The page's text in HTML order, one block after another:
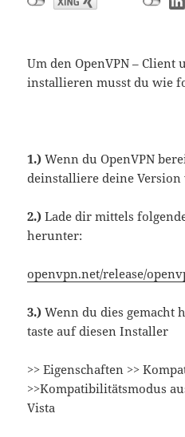
Um den OpenVPN –
installieren musst du wie
1.) Wenn du OpenVPN
deinstalliere deine Version
2.) Lade dir mittels
herunter:
openvpn.net/release/
3.) Wenn du dies gemacht
taste auf diesen Installer
>> Eigenschaften >>
>>Kompatibilitätsmodus
Vista